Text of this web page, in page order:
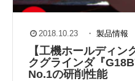
2018.10.23 ・ 製品情報
【工機ホールディン
クグラインダ『
No.1の研削性能